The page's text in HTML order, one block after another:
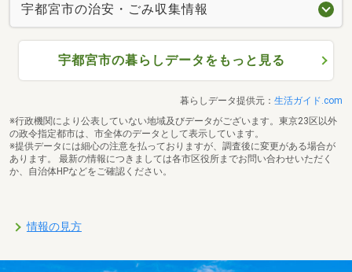
宇都宮市の治安・ごみ収集情報
宇都宮市の暮らしデータをもっと見る
暮らしデータ提供元： 生活ガイド.com
※行政機関により公表していない地域及びデータがございます。東京23区以外
の政令指定都市は、市全体のデータとして表示しています。
※提供データには細心の注意を払っておりますが、調査後に変更がある場合が
あります。 最新の情報につきましては各市区役所までお問い合わせいただく
か、自治体HPなどをご確認ください。
情報の見方